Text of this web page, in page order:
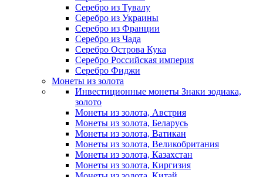
Серебро из Тувалу
Серебро из Украины
Серебро из Франции
Серебро из Чада
Серебро Острова Кука
Серебро Российская империя
Серебро Фиджи
Монеты из золота
Инвестиционные монеты Знаки зодиака,
золото
Монеты из золота, Австрия
Монеты из золота, Беларусь
Монеты из золота, Ватикан
Монеты из золота, Великобритания
Монеты из золота, Казахстан
Монеты из золота, Киргизия